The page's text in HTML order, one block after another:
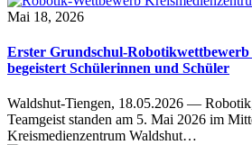
Mai 18, 2026
Erster Grundschul-
begeistert Schülerinnen und Schüler
Waldshut-Tiengen, 18.05.2026 —
Teamgeist standen am 5. Mai 2026 im
Kreismedienzentrum Waldshut…